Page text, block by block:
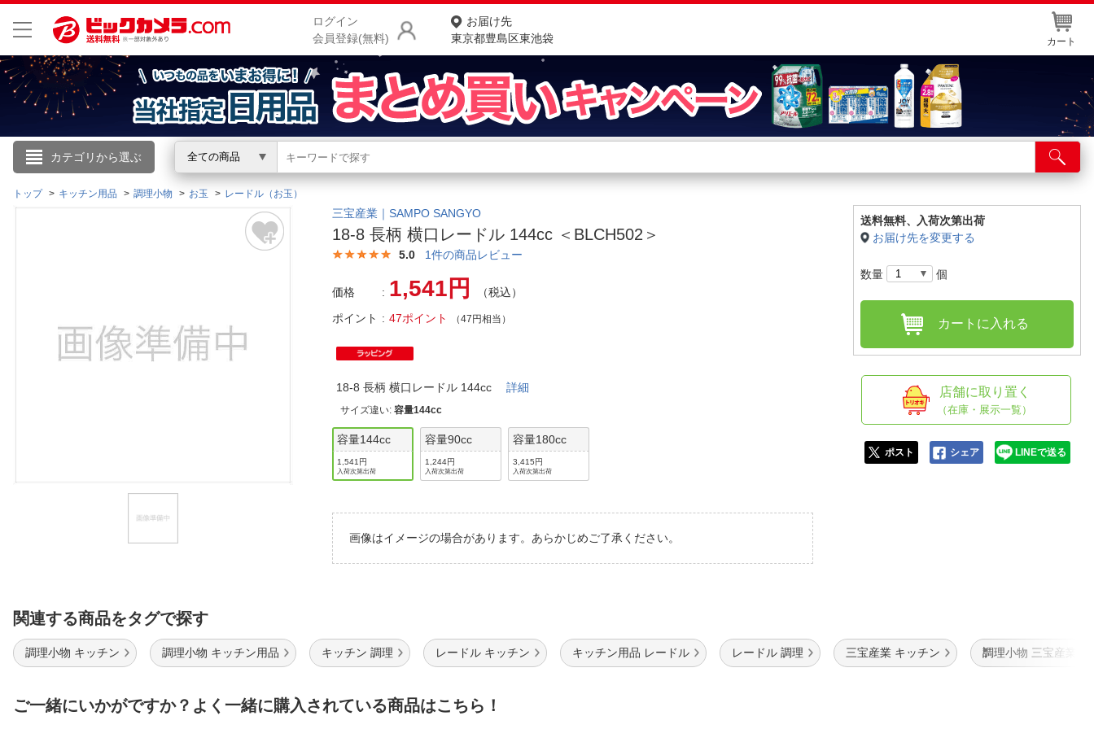
ログイン
会員登録(無料)
お届け先
東京都豊島区東池袋
カート
カテゴリから選ぶ 全ての商品
こんにちは
ログイン
閲覧履歴
商品をさがす
ランキングからさがす
カテゴリ一覧からさがす
お客様サポート
ご利用規約
店舗サービス
ネット取り置き
トップ キッチン用品 調理小物 お玉 レードル（お玉）
三宝産業｜SAMPO SANGYO
18-8 長柄 横口レードル 144cc ＜BLCH502＞
5.0 1件の商品レビュー
価格 1,541円
（税込）
ポイント
47ポイント （47円相当）
18-8 長柄 横口レードル 144cc詳細
サイズ違い:容量144cc
容量144cc
1,541円
入荷次第出荷
容量90cc
1,244円
入荷次第出荷
容量180cc
3,415円
入荷次第出荷
画像はイメージの場合があります。あらかじめご了承ください。
送料無料、
入荷次第出荷
お届け先を変更する
数量 個
カートに入れる
店舗に取り置く
（在庫・展示一覧）
ポスト シェア LINEで送る
関連する商品をタグで探す
調理小物 キッチン 調理小物 キッチン用品 キッチン 調理 レードル キッチン キッチン用品 レードル レードル 調理 三宝産業 キッチン 調理小物 三宝産業
ご一緒にいかがですか？よく一緒に購入されている商品はこちら！